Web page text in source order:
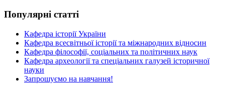
Популярні статті
Кафедра історії України
Кафедра всесвітньої історії та міжнародних відносин
Кафедра філософії, соціальних та політичних наук
Кафедра археології та спеціальних галузей історичної
науки
Запрошуємо на навчання!